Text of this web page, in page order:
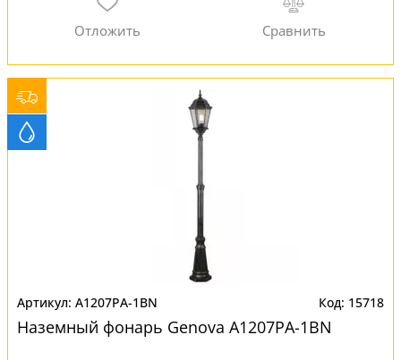
A1207PA-1BN 15718
Наземный фонарь Genova A1207PA-1BN